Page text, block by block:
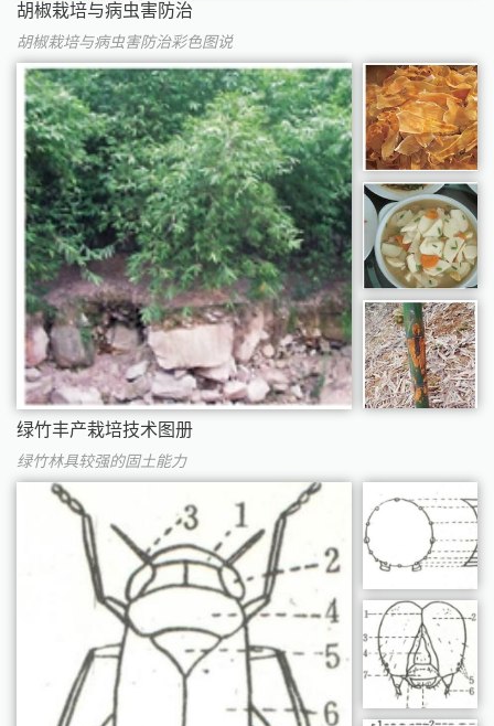
胡椒栽培与病虫害防治
胡椒栽培与病虫害防治彩色图说
绿竹丰产栽培技术图册
绿竹林具较强的固土能力